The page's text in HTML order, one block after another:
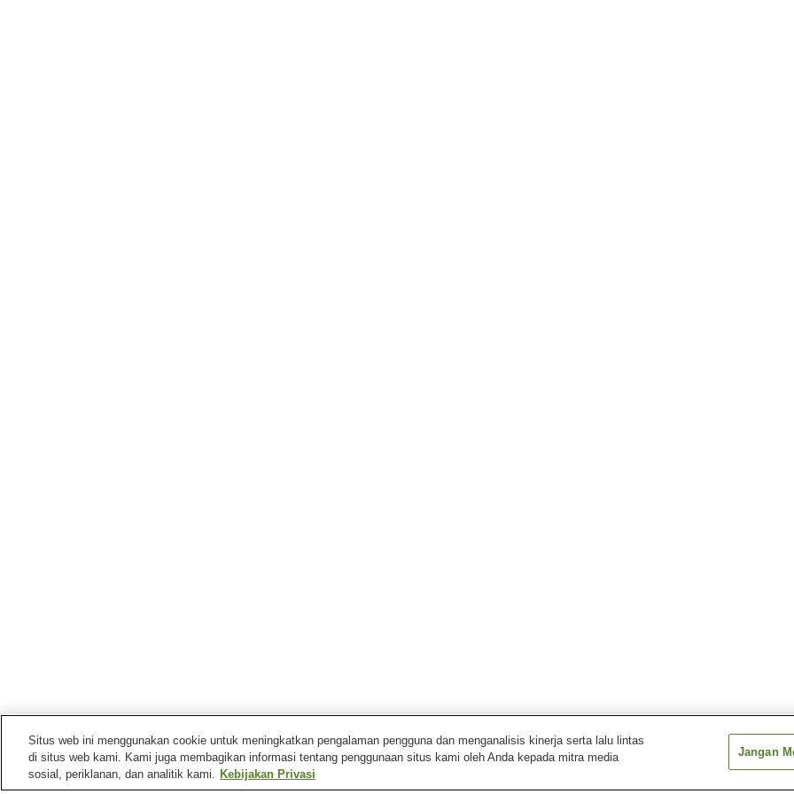
Paroki Terrebonne
Situs web ini menggunakan cookie untuk meningkatkan pengalaman pengguna dan menganalisis kinerja serta lalu lintas
di situs web kami. Kami juga membagikan informasi tentang penggunaan situs kami oleh Anda kepada mitra media
sosial, periklanan, dan analitik kami. Kebijakan Privasi
Jangan